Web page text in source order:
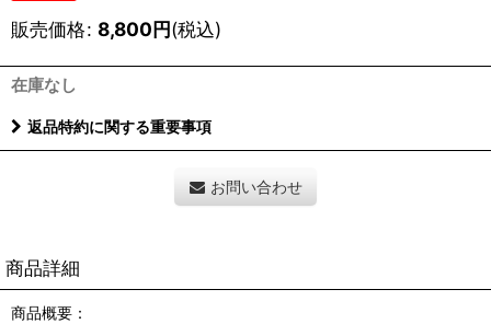
販売価格: 8,800円(税込)
在庫なし
返品特約に関する重要事項
お問い合わせ
商品詳細
商品概要：